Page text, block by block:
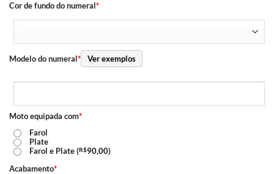
Cor de fundo do numeral*
Modelo do numeral* Ver exemplos
Moto equipada com*
Farol
Plate
Farol e Plate (R$90,00)
Acabamento*